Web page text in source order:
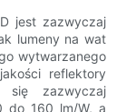
jest zazwyczaj
lumeny na wat
wytwarzanego
reflektory
zazwyczaj
do 160 lm/W, a